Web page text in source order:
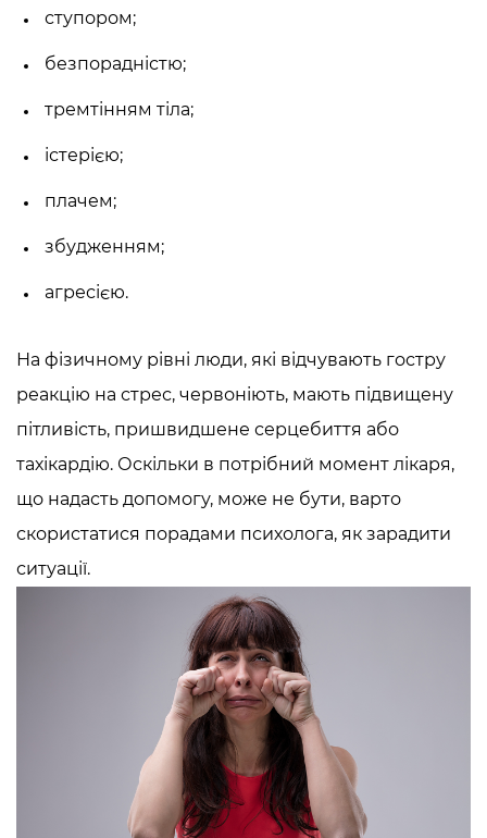
ступором;
безпорадністю;
тремтінням тіла;
істерією;
плачем;
збудженням;
агресією.
На фізичному рівні люди, які відчувають гостру
реакцію на стрес, червоніють, мають підвищену
пітливість, пришвидшене серцебиття або
тахікардію. Оскільки в потрібний момент лікаря,
що надасть допомогу, може не бути, варто
скористатися порадами психолога, як зарадити
ситуації.